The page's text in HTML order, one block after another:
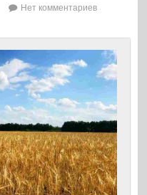
Нет комментариев